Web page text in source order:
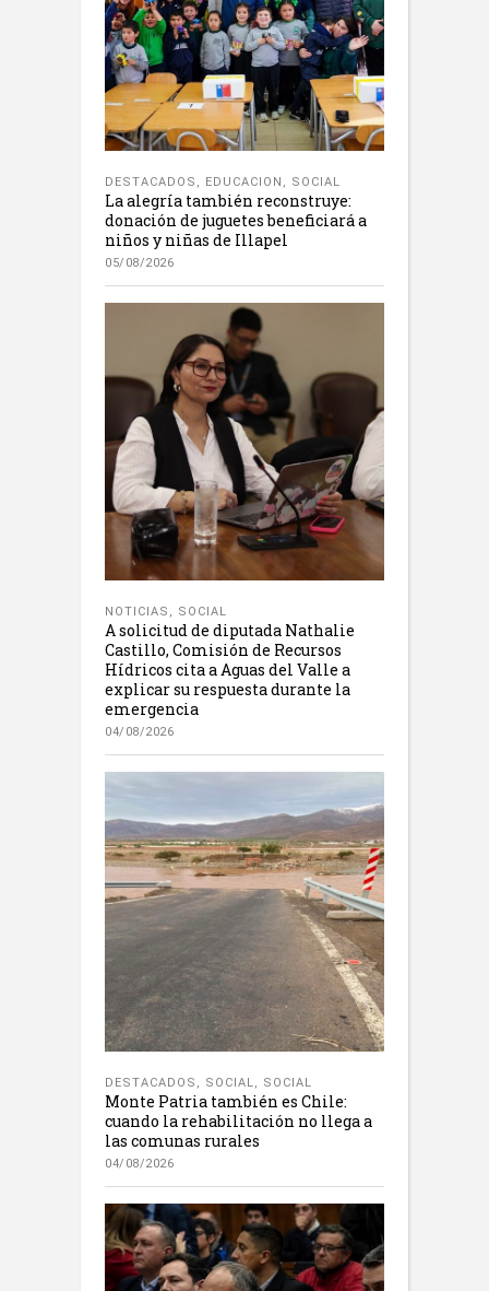
DESTACADOS , EDUCACION , SOCIAL
La alegría también reconstruye:
donación de juguetes beneficiará a
niños y niñas de Illapel
05/08/2026
NOTICIAS , SOCIAL
A solicitud de diputada Nathalie
Castillo, Comisión de Recursos
Hídricos cita a Aguas del Valle a
explicar su respuesta durante la
emergencia
04/08/2026
DESTACADOS , SOCIAL, SOCIAL
Monte Patria también es Chile:
cuando la rehabilitación no llega a
las comunas rurales
04/08/2026